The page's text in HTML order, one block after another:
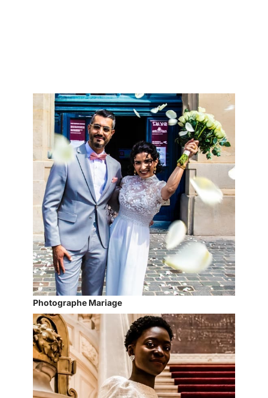
Photographe Mariage